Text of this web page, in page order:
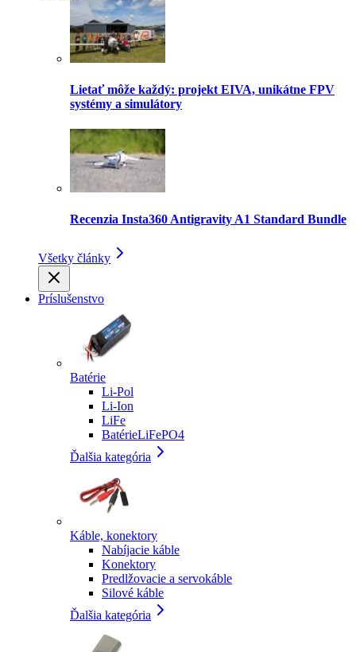
Lietať môže každý: projekt EIVA, unikátne FPV
systémy a simulátory
Recenzia Insta360 Antigravity A1 Standard Bundle
Všetky články
Príslušenstvo
Batérie
Li-Pol
Li-Ion
LiFe
BatérieLiFePO4
Ďalšia kategória
Káble, konektory
Nabíjacie káble
Konektory
Predlžovacie a servokáble
Silové káble
Ďalšia kategória